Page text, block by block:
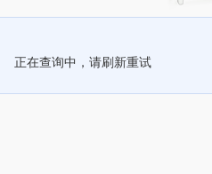
正在查询中，请刷新重试